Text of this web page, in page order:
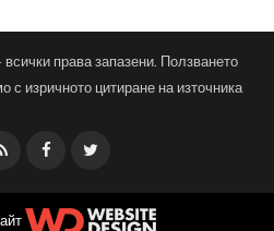
права запазени. Ползването
с изричното цитиране на източника
Facebook